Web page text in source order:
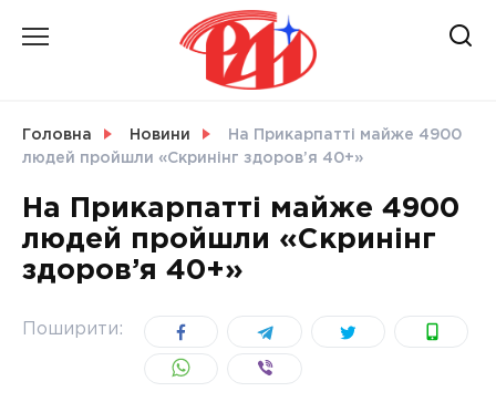
Головна Новини
На Прикарпатті майже 4900
людей пройшли «Скринінг здоров’я 40+»
На Прикарпатті майже 4900
людей пройшли «Скринінг
здоров’я 40+»
Поширити: